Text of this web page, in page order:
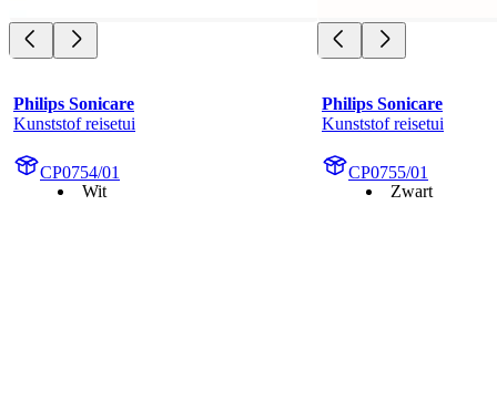
Philips Sonicare
Kunststof reisetui
CP0754/01
Wit
Philips Sonicare
Kunststof reisetui
CP0755/01
Zwart